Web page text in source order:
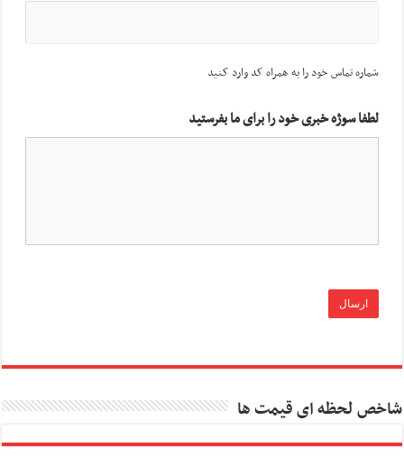
شماره تماس خود را به همراه کد وارد کنید
لطفا سوژه خبری خود را برای ما بفرستید
شاخص لحظه ای قیمت ها